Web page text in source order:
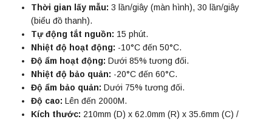
Thời gian lấy mẫu: 3 lần/giây (màn hình), 30 lần/giây
(biểu đồ thanh).
Tự động tắt nguồn: 15 phút.
Nhiệt độ hoạt động: -10°C đến 50°C.
Độ ẩm hoạt động: Dưới 85% tương đối.
Nhiệt độ bảo quản: -20°C đến 60°C.
Độ ẩm bảo quản: Dưới 75% tương đối.
Độ cao: Lên đến 2000M.
Kích thước: 210mm (D) x 62.0mm (R) x 35.6mm (C) /